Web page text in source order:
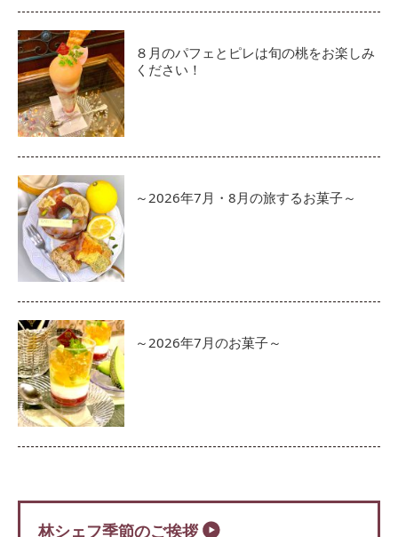
８月のパフェとピレは旬の桃をお楽しみ
ください！
～2026年7月・8月の旅するお菓子～
～2026年7月のお菓子～
林シェフ季節のご挨拶